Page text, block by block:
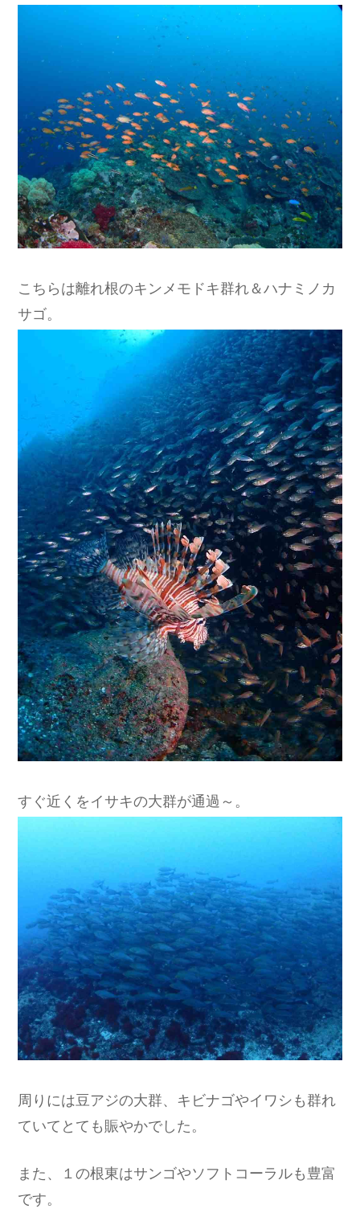
こちらは離れ根のキンメモドキ群れ＆ハナミノカ
サゴ。
すぐ近くをイサキの大群が通過～。
周りには豆アジの大群、キビナゴやイワシも群れ
ていてとても賑やかでした。
また、１の根東はサンゴやソフトコーラルも豊富
です。